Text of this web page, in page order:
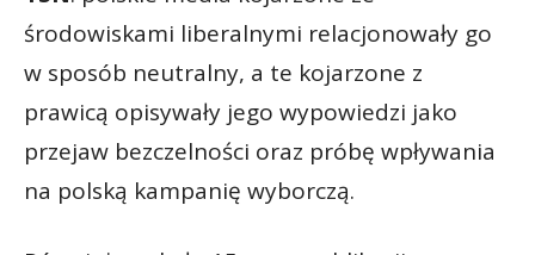
środowiskami liberalnymi relacjonowały go
w sposób neutralny, a te kojarzone z
prawicą opisywały jego wypowiedzi jako
przejaw bezczelności oraz próbę wpływania
na polską kampanię wyborczą.